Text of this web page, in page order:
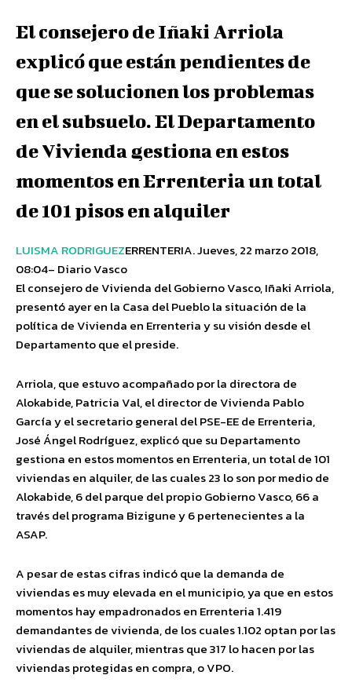
El consejero de Iñaki Arriola
explicó que están pendientes de
que se solucionen los problemas
en el subsuelo. El Departamento
de Vivienda gestiona en estos
momentos en Errenteria un total
de 101 pisos en alquiler
LUISMA RODRIGUEZERRENTERIA.Jueves, 22 marzo 2018,
08:04– Diario Vasco
El consejero de Vivienda del Gobierno Vasco, Iñaki Arriola,
presentó ayer en la Casa del Pueblo la situación de la
política de Vivienda en Errenteria y su visión desde el
Departamento que el preside.
Arriola, que estuvo acompañado por la directora de
Alokabide, Patricia Val, el director de Vivienda Pablo
García y el secretario general del PSE-EE de Errenteria,
José Ángel Rodríguez, explicó que su Departamento
gestiona en estos momentos en Errenteria, un total de 101
viviendas en alquiler, de las cuales 23 lo son por medio de
Alokabide, 6 del parque del propio Gobierno Vasco, 66 a
través del programa Bizigune y 6 pertenecientes a la
ASAP.
A pesar de estas cifras indicó que la demanda de
viviendas es muy elevada en el municipio, ya que en estos
momentos hay empadronados en Errenteria 1.419
demandantes de vivienda, de los cuales 1.102 optan por las
viviendas de alquiler, mientras que 317 lo hacen por las
viviendas protegidas en compra, o VPO.